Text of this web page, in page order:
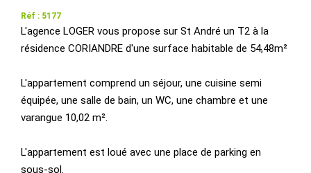
Réf : 5177
L'agence LOGER vous propose sur St André un T2 à la
résidence CORIANDRE d'une surface habitable de 54,48m²
L'appartement comprend un séjour, une cuisine semi
équipée, une salle de bain, un WC, une chambre et une
varangue 10,02 m².
L'appartement est loué avec une place de parking en
sous-sol.